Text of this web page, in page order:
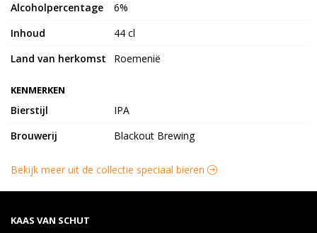
Alcoholpercentage
6%
Inhoud
44 cl
Land van herkomst
Roemenië
KENMERKEN
Bierstijl
IPA
Brouwerij
Blackout Brewing
Bekijk meer uit de collectie speciaal bieren
KAAS VAN SCHUT